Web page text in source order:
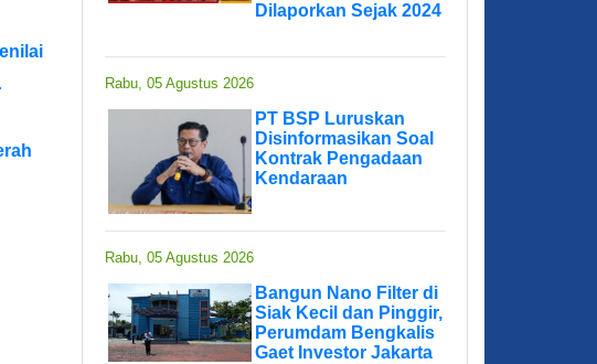
Dilaporkan Sejak 2024
Rabu, 05 Agustus 2026
PT BSP Luruskan
Disinformasikan Soal
Kontrak Pengadaan
Kendaraan
Rabu, 05 Agustus 2026
Bangun Nano Filter di
Siak Kecil dan Pinggir,
Perumdam Bengkalis
Gaet Investor Jakarta